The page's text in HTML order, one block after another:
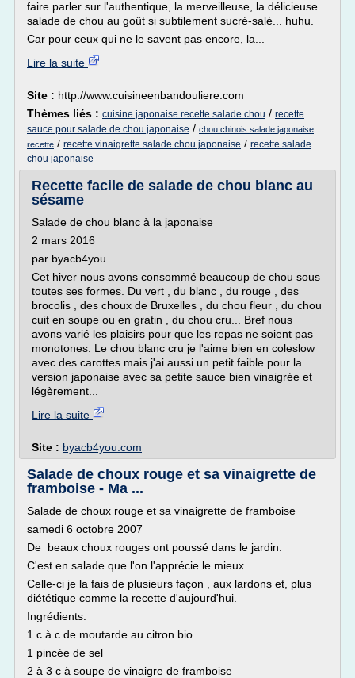
faire parler sur l'authentique, la merveilleuse, la délicieuse
salade de chou au goût si subtilement sucré-salé... huhu.
Car pour ceux qui ne le savent pas encore, la...
Lire la suite
Site : http://www.cuisineenbandouliere.com
Thèmes liés : cuisine japonaise recette salade chou / recette
sauce pour salade de chou japonaise / chou chinois salade japonaise
recette / recette vinaigrette salade chou japonaise / recette salade
chou japonaise
Recette facile de salade de chou blanc au
sésame
Salade de chou blanc à la japonaise
2 mars 2016
par byacb4you
Cet hiver nous avons consommé beaucoup de chou sous
toutes ses formes. Du vert , du blanc , du rouge , des
brocolis , des choux de Bruxelles , du chou fleur , du chou
cuit en soupe ou en gratin , du chou cru... Bref nous
avons varié les plaisirs pour que les repas ne soient pas
monotones. Le chou blanc cru je l'aime bien en coleslow
avec des carottes mais j'ai aussi un petit faible pour la
version japonaise avec sa petite sauce bien vinaigrée et
légèrement...
Lire la suite
Site : byacb4you.com
Salade de choux rouge et sa vinaigrette de
framboise - Ma ...
Salade de choux rouge et sa vinaigrette de framboise
samedi 6 octobre 2007
De beaux choux rouges ont poussé dans le jardin.
C'est en salade que l'on l'apprécie le mieux
Celle-ci je la fais de plusieurs façon , aux lardons et, plus
diététique comme la recette d'aujourd'hui.
Ingrédients:
1 c à c de moutarde au citron bio
1 pincée de sel
2 à 3 c à soupe de vinaigre de framboise